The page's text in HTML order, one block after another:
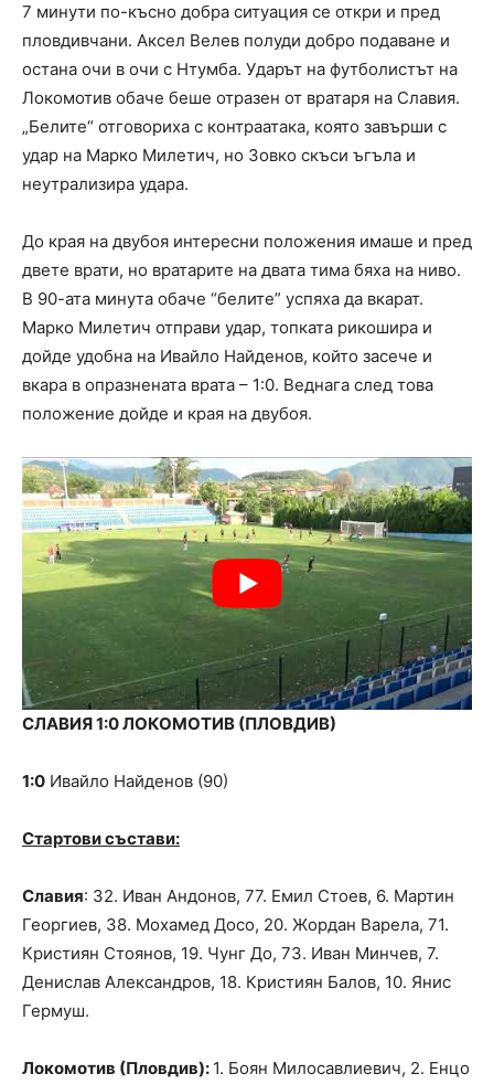
7 минути по-късно добра ситуация се откри и пред
пловдивчани. Аксел Велев полуди добро подаване и
остана очи в очи с Нтумба. Ударът на футболистът на
Локомотив обаче беше отразен от вратаря на Славия.
„Белите“ отговориха с контраатака, която завърши с
удар на Марко Милетич, но Зовко скъси ъгъла и
неутрализира удара.
До края на двубоя интересни положения имаше и пред
двете врати, но вратарите на двата тима бяха на ниво.
В 90-ата минута обаче “белите” успяха да вкарат.
Марко Милетич отправи удар, топката рикошира и
дойде удобна на Ивайло Найденов, който засече и
вкара в опразнената врата – 1:0. Веднага след това
положение дойде и края на двубоя.
СЛАВИЯ 1:0 ЛОКОМОТИВ (ПЛОВДИВ)
1:0 Ивайло Найденов (90)
Стартови състави:
Славия: 32. Иван Андонов, 77. Емил Стоев, 6. Мартин
Георгиев, 38. Мохамед Досо, 20. Жордан Варела, 71.
Кристиян Стоянов, 19. Чунг До, 73. Иван Минчев, 7.
Денислав Александров, 18. Кристиян Балов, 10. Янис
Гермуш.
Локомотив (Пловдив): 1. Боян Милосавлиевич, 2. Енцо